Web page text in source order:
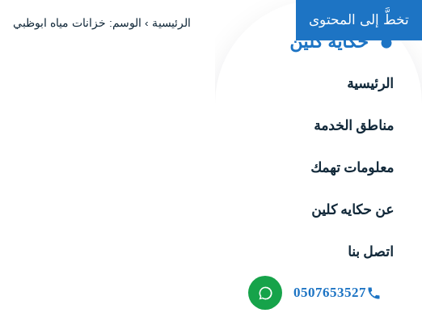
تخطَّ إلى المحتوى
حكاية كلين
الرئيسية
مناطق الخدمة
معلومات تهمك
عن حكايه كلين
اتصل بنا
0507653527
الرئيسية › الوسم: خزانات مياه ابوظبي